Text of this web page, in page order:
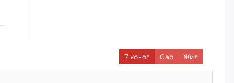
Барилгын салбарын 100
жилийн ойд зориулсан
7 хоног Сар Жил